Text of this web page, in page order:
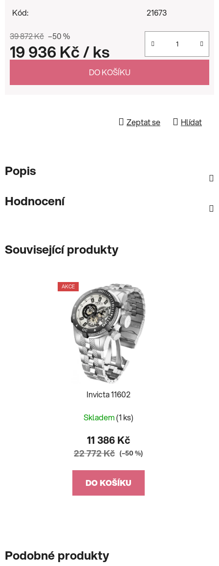
Kód:
21673
39 872 Kč –50 %
19 936 Kč/ ks
DO KOŠÍKU
Zeptat se Hlídat
Popis
Hodnocení
Související produkty
AKCE
Invicta 11602
Skladem(1 ks)
11 386 Kč
22 772 Kč (–50 %)
DO KOŠÍKU
Podobné produkty